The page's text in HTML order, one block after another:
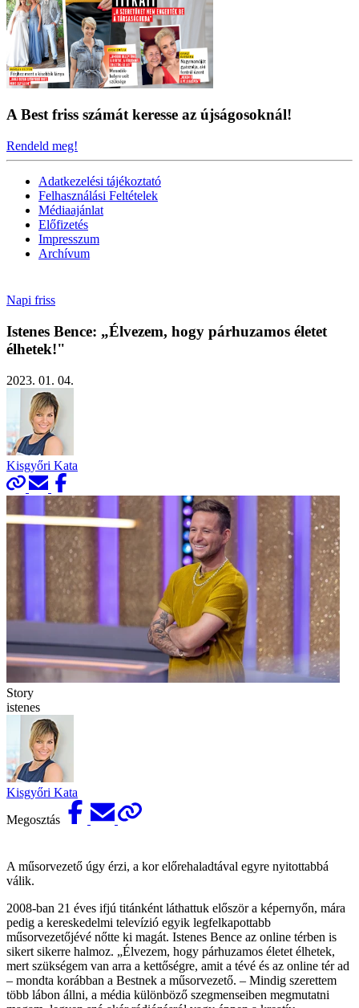
A Best friss számát keresse az újságosoknál!
Rendeld meg!
Adatkezelési tájékoztató
Felhasználási Feltételek
Médiaajánlat
Előfizetés
Impresszum
Archívum
Napi friss
Istenes Bence: „Élvezem, hogy párhuzamos életet
élhetek!"
2023. 01. 04.
Kisgyőri Kata
Story
istenes
Kisgyőri Kata
Megosztás
A műsorvezető úgy érzi, a kor előrehaladtával egyre nyitottabbá
válik.
2008-ban 21 éves ifjú titánként láthattuk először a képernyőn, mára
pedig a kereskedelmi televízió egyik legfelkapottabb
műsorvezetőjévé nőtte ki magát. Istenes Bence az online térben is
sikert sikerre halmoz. „Élvezem, hogy párhuzamos életet élhetek,
mert szükségem van arra a kettőségre, amit a tévé és az online tér ad
– mondta korábban a Bestnek a műsorvezető. – Mindig szerettem
több lábon állni, a média különböző szegmenseiben megmutatni